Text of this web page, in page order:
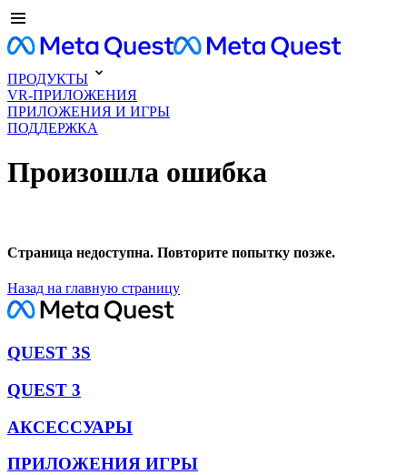
ПРОДУКТЫ
VR-ПРИЛОЖЕНИЯ
ПРИЛОЖЕНИЯ И ИГРЫ
ПОДДЕРЖКА
Произошла ошибка
Страница недоступна. Повторите попытку позже.
Назад на главную страницу
QUEST 3S
QUEST 3
АКСЕССУАРЫ
ПРИЛОЖЕНИЯ ИГРЫ